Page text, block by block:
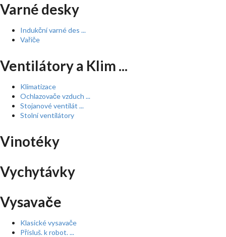
Varné desky
Indukční varné des ...
Vařiče
Ventilátory a Klim ...
Klimatizace
Ochlazovače vzduch ...
Stojanové ventilát ...
Stolní ventilátory
Vinotéky
Vychytávky
Vysavače
Klasické vysavače
Přísluš. k robot. ...